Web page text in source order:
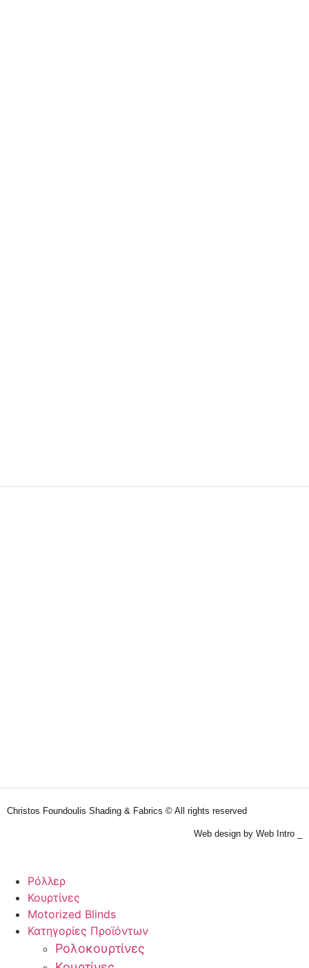
Christos Foundoulis Shading & Fabrics © All rights reserved
Web design by Web Intro _
Ρόλλερ
Κουρτίνες
Motorized Blinds
Κατηγορίες Προϊόντων
Ρολοκουρτίνες